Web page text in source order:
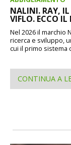
NALINI. RAY,
VIFLO. ECCO
Nel 2026 il marchio
ricerca e sviluppo,
cui il primo sistema
CONTINUA A